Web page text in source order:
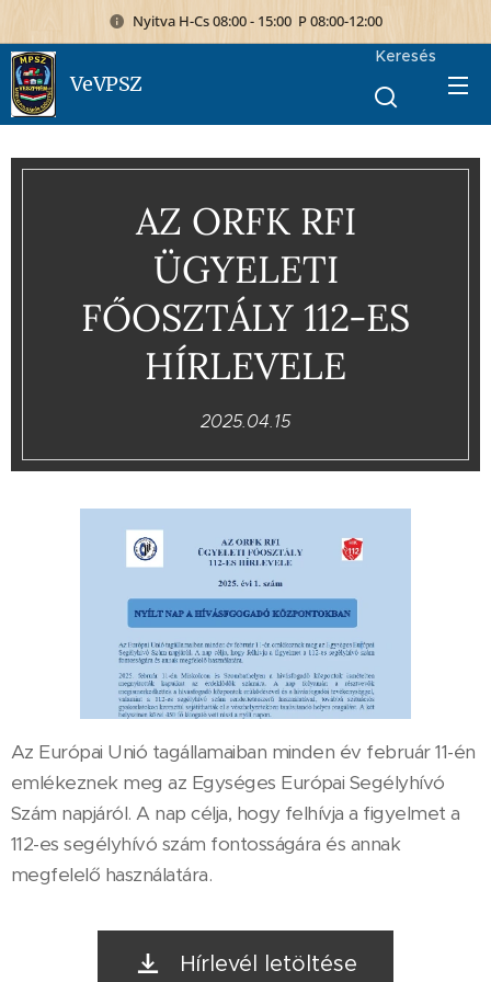
Nyitva H-Cs 08:00 - 15:00 P 08:00-12:00
VeVPSZ
Keresés
AZ ORFK RFI
ÜGYELETI
FŐOSZTÁLY 112-ES
HÍRLEVELE
2025.04.15
Az Európai Unió tagállamaiban minden év február 11-én
emlékeznek meg az Egységes Európai Segélyhívó
Szám napjáról. A nap célja, hogy felhívja a figyelmet a
112-es segélyhívó szám fontosságára és annak
megfelelő használatára.
Hírlevél letöltése